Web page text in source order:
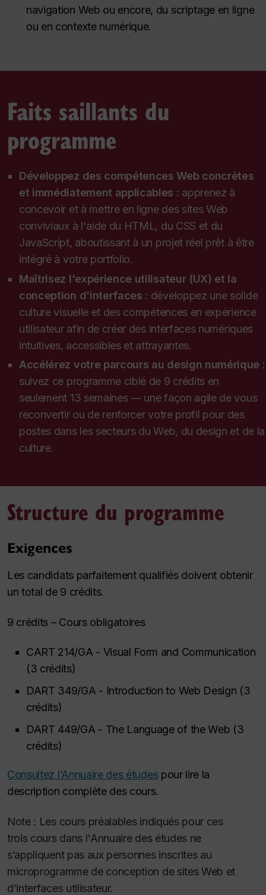
navigation Web ou encore, du scriptage en ligne
ou en contexte numérique.
Faits saillants du
programme
Développez des compétences Web concrètes
et immédiatement applicables : apprenez à
concevoir et à mettre en ligne des sites Web
conviviaux à l'aide du HTML, du CSS et du
JavaScript, aboutissant à un projet réel prêt à être
intégré à votre portfolio.
Maîtrisez l'expérience utilisateur (UX) et la
conception d'interfaces : développez une solide
culture visuelle et des compétences en expérience
utilisateur afin de créer des interfaces numériques
intuitives, accessibles et attrayantes.
Accélérez votre parcours au design numérique :
suivez ce programme ciblé de 9 crédits en
seulement 13 semaines — une façon agile de vous
reconvertir ou de renforcer votre profil pour des
postes dans les secteurs du Web, du design et de la
culture.
Structure du programme
Exigences
Les candidats parfaitement qualifiés doivent obtenir
un total de 9 crédits.
9 crédits – Cours obligatoires
CART 214/GA - Visual Form and Communication
(3 crédits)
DART 349/GA - Introduction to Web Design (3
crédits)
DART 449/GA - The Language of the Web (3
crédits)
Consultez l’Annuaire des étudespour lire la
description complète des cours.
Note : Les cours préalables indiqués pour ces
trois cours dans l'Annuaire des études ne
s’appliquent pas aux personnes inscrites au
microprogramme de conception de sites Web et
d’interfaces utilisateur.